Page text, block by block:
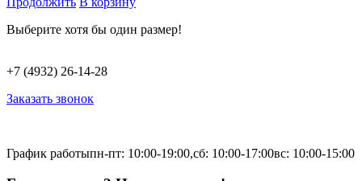
Выберите хотя бы один размер!
+7 (4932) 26-14-28
Заказать звонок
График работыпн-пт: 10:00-19:00,сб: 10:00-17:00вс: 10:00-15:00